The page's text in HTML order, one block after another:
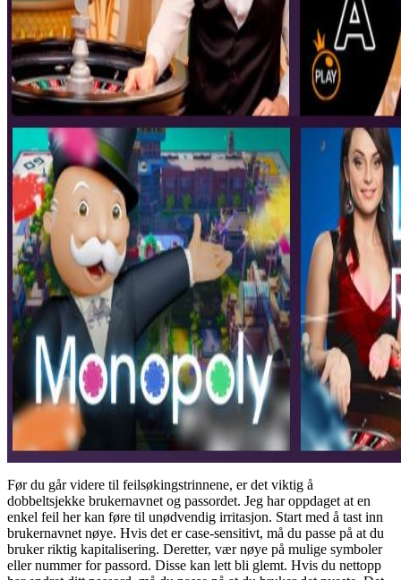
Før du går videre til feilsøkingstrinnene, er det viktig å
dobbeltsjekke brukernavnet og passordet. Jeg har oppdaget at en
enkel feil her kan føre til unødvendig irritasjon. Start med å tast inn
brukernavnet nøye. Hvis det er case-sensitivt, må du passe på at du
bruker riktig kapitalisering. Deretter, vær nøye på mulige symboler
eller nummer for passord. Disse kan lett bli glemt. Hvis du nettopp